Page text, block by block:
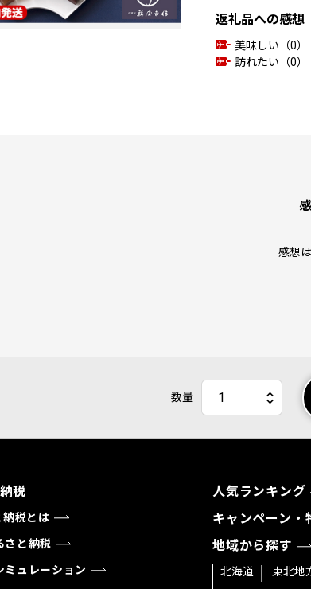
返礼品への感想
美味しい（0）
訪れたい（0）
感想
数量
税
税とは
さと納税
ミュレーション
人気ランキング
キャンペーン・
地域から探す
北海道 東北地